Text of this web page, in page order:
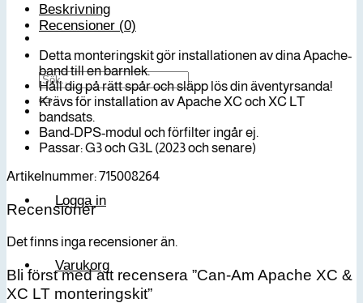
Sök
efter:
Logga in
Varukorg
Beskrivning
Recensioner (0)
Detta monteringskit gör installationen av dina Apache-
band till en barnlek.
Håll dig på rätt spår och släpp lös din äventyrsanda!
Krävs för installation av Apache XC och XC LT
bandsats.
Band-DPS-modul och förfilter ingår ej.
Passar: G3 och G3L (2023 och senare)
Artikelnummer: 715008264
Recensioner
Det finns inga recensioner än.
Bli först med att recensera ”Can-Am Apache XC &
XC LT monteringskit”